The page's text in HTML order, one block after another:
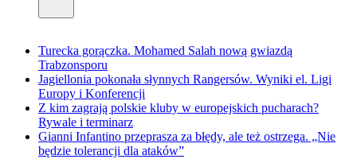
Turecka gorączka. Mohamed Salah nową gwiazdą
Trabzonsporu
Jagiellonia pokonała słynnych Rangersów. Wyniki el. Ligi
Europy i Konferencji
Z kim zagrają polskie kluby w europejskich pucharach?
Rywale i terminarz
Gianni Infantino przeprasza za błędy, ale też ostrzega. „Nie
będzie tolerancji dla ataków”